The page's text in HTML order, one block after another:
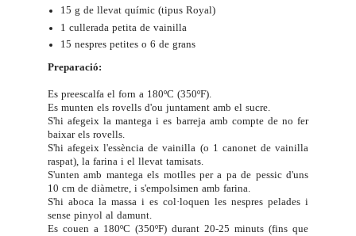
15 g de llevat químic (tipus Royal)
1 cullerada petita de vainilla
15 nespres petites o 6 de grans
Preparació:
Es preescalfa el forn a 180ºC (350ºF).
Es munten els rovells d'ou juntament amb el sucre.
S'hi afegeix la mantega i es barreja amb compte de no fer
baixar els rovells.
S'hi afegeix l'essència de vainilla (o 1 canonet de vainilla
raspat), la farina i el llevat tamisats.
S'unten amb mantega els motlles per a pa de pessic d'uns
10 cm de diàmetre, i s'empolsimen amb farina.
S'hi aboca la massa i es col·loquen les nespres pelades i
sense pinyol al damunt.
Es couen a 180ºC (350ºF) durant 20-25 minuts (fins que